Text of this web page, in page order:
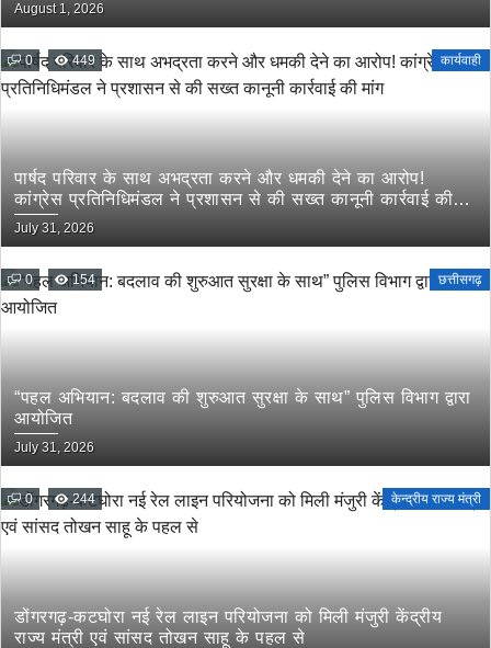
August 1, 2026
0 449 कार्यवाही
पार्षद परिवार के साथ अभद्रता करने और धमकी देने का आरोप!
कांग्रेस प्रतिनिधिमंडल ने प्रशासन से की सख्त कानूनी कार्रवाई की
मांग
July 31, 2026
0 154 छत्तीसगढ़
“पहल अभियान: बदलाव की शुरुआत सुरक्षा के साथ” पुलिस विभाग द्वारा
आयोजित
July 31, 2026
0 244 केन्द्रीय राज्य मंत्री
डोंगरगढ़-कटघोरा नई रेल लाइन परियोजना को मिली मंजुरी केंद्रीय
राज्य मंत्री एवं सांसद तोखन साहू के पहल से